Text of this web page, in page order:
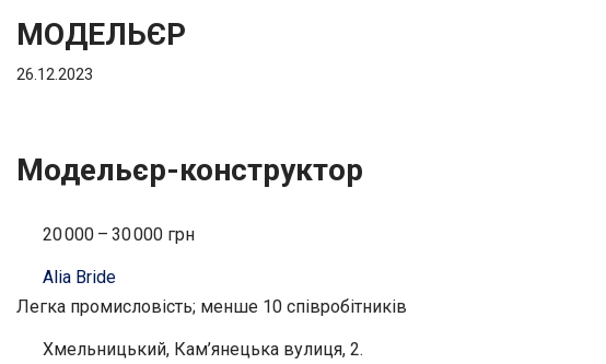
МОДЕЛЬЄР
26.12.2023
Модельєр-конструктор
20 000 – 30 000 грн
Alia Bride
Легка промисловість; менше 10 співробітників
Хмельницький, Кам’янецька вулиця, 2.